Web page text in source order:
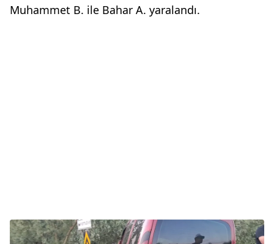
Muhammet B. ile Bahar A. yaralandı.